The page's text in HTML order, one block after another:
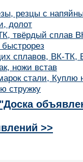
резцы с
долот
твёрдый сплав
сплавов, ВК-
ножи встав
стали, Куплю
стружку
>>